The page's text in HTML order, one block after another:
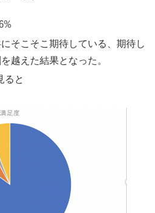
そこそこ期待している、期待し
越えた結果となった。
ると